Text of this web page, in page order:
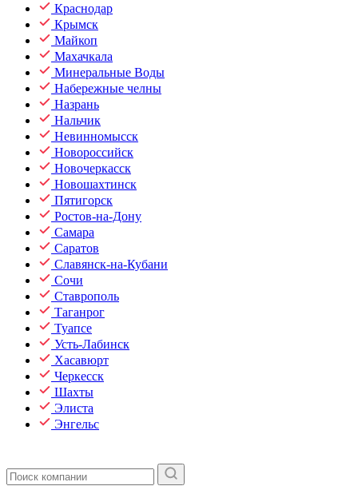
Краснодар
Крымск
Майкоп
Махачкала
Минеральные Воды
Набережные челны
Назрань
Нальчик
Невинномысск
Новороссийск
Новочеркасск
Новошахтинск
Пятигорск
Ростов-на-Дону
Самара
Саратов
Славянск-на-Кубани
Сочи
Ставрополь
Таганрог
Туапсе
Усть-Лабинск
Хасавюрт
Черкесск
Шахты
Элиста
Энгельс